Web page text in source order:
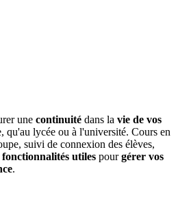
une continuité dans la vie de vos
qu'au lycée ou à l'université. Cours en
suivi de connexion des élèves,
fonctionnalités utiles pourgérer vos
.